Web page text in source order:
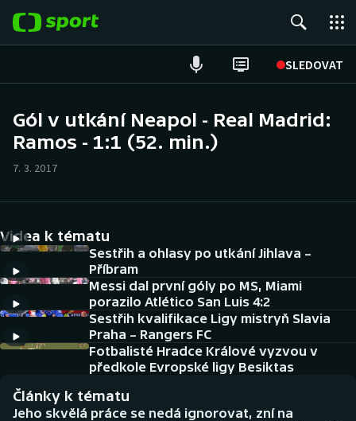
SLEDOVAT
Hokej
Cyklistika
DALŠÍ SPORTY
Americký fotbal
Baseball a softbal
Basketbal
NEPŘEHLÉDNĚTE
Historické návraty
Gól v utkání Neapol - Real Madrid:
Ramos - 1:1 (52. min.)
7. 3. 2017
Videa k tématu
Sestřih a ohlasy po utkání Jihlava –
Příbram
Messi dal první góly po MS, Miami
porazilo Atlético San Luis 4:2
Sestřih kvalifikace Ligy mistryň Slavia
Praha – Rangers FC
Fotbalisté Hradce Králové vyzvou v
předkole Evropské ligy Besiktas
Články k tématu
Jeho skvělá práce se nedá ignorovat, zní na